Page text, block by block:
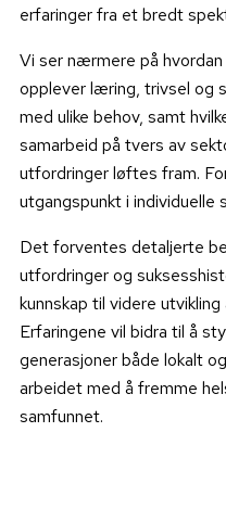
erfaringer fra et bredt
Vi ser nærmere på
opplever læring, trivsel og
med ulike behov, samt
samarbeid på tvers av
utfordringer løftes fram.
utgangspunkt i individuelle
Det forventes detaljerte
utfordringer og
kunnskap til videre
Erfaringene vil bidra til å
generasjoner både lokalt
arbeidet med å fremme
samfunnet.